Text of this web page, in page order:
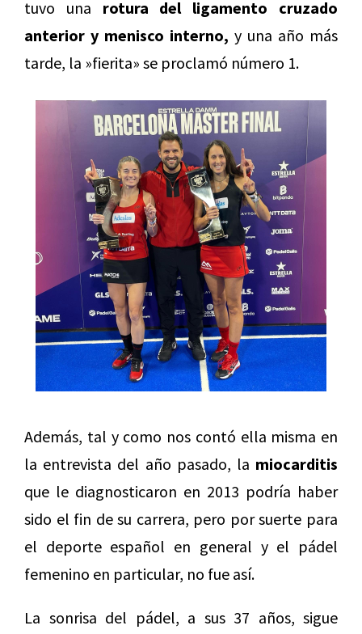
tuvo una rotura del ligamento cruzado
anterior y menisco interno, y una año más
tarde, la »fierita» se proclamó número 1.
Además, tal y como nos contó ella misma en
la entrevista del año pasado, la miocarditis
que le diagnosticaron en 2013 podría haber
sido el fin de su carrera, pero por suerte para
el deporte español en general y el pádel
femenino en particular, no fue así.
La sonrisa del pádel, a sus 37 años, sigue